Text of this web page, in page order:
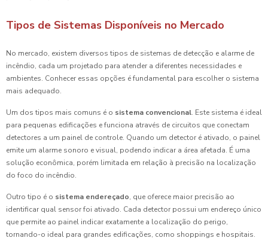
Tipos de Sistemas Disponíveis no Mercado
No mercado, existem diversos tipos de sistemas de detecção e alarme de
incêndio, cada um projetado para atender a diferentes necessidades e
ambientes. Conhecer essas opções é fundamental para escolher o sistema
mais adequado.
Um dos tipos mais comuns é o sistema convencional. Este sistema é ideal
para pequenas edificações e funciona através de circuitos que conectam
detectores a um painel de controle. Quando um detector é ativado, o painel
emite um alarme sonoro e visual, podendo indicar a área afetada. É uma
solução econômica, porém limitada em relação à precisão na localização
do foco do incêndio.
Outro tipo é o sistema endereçado, que oferece maior precisão ao
identificar qual sensor foi ativado. Cada detector possui um endereço único
que permite ao painel indicar exatamente a localização do perigo,
tornando-o ideal para grandes edificações, como shoppings e hospitais.